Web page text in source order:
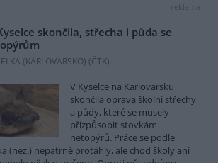
reklama
skončila, střecha i půda se
(KARLOVARSKO) (ČTK)
V Kyselce na Karlovarsku
skončila oprava školní střechy
a půdy, které se musely
přizpůsobit stovkám
netopýrů. Práce se podle
(nez.) nepatrně protáhly, ale chod školy ani